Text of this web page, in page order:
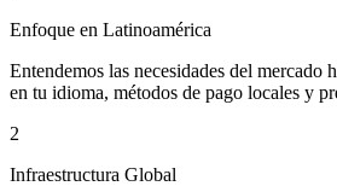
Enfoque en Latinoamérica
Entendemos las necesidades del mercado
en tu idioma, métodos de pago locales y
2
Infraestructura Global